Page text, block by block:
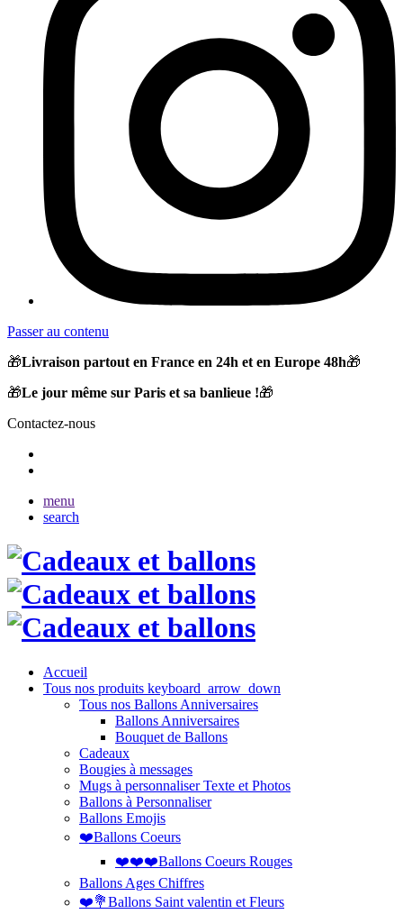
Passer au contenu
🎁Livraison partout en France en 24h et en Europe 48h🎁
🎁Le jour même sur Paris et sa banlieue !🎁
Contactez-nous
menu
search
Accueil
Tous nos produits keyboard_arrow_down
Tous nos Ballons Anniversaires
Ballons Anniversaires
Bouquet de Ballons
Cadeaux
Bougies à messages
Mugs à personnaliser Texte et Photos
Ballons à Personnaliser
Ballons Emojis
❤️Ballons Coeurs
❤️❤️❤️Ballons Coeurs Rouges
Ballons Ages Chiffres
❤️💐Ballons Saint valentin et Fleurs